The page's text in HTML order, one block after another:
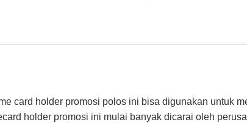
card holder promosi polos ini bisa digunakan untuk
holder promosi ini mulai banyak dicarai oleh